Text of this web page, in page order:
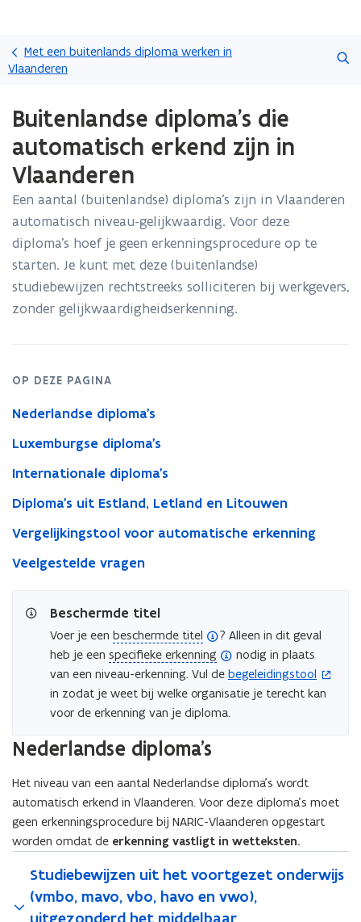
en
gaan
Met een buitenlands diploma werken in
Vlaanderen
met
laden.
bevindt
zich
op:
Buitenlandse
diploma's
die
automatisch
erkend
Buitenlandse diploma's die
automatisch erkend zijn in
Vlaanderen
Een aantal (buitenlandse) diploma’s zijn in Vlaanderen
automatisch niveau-gelijkwaardig. Voor deze
diploma’s hoef je geen erkenningsprocedure op te
starten. Je kunt met deze (buitenlandse)
studiebewijzen rechtstreeks solliciteren bij werkgevers,
zonder gelijkwaardigheidserkenning.
OP DEZE PAGINA
Nederlandse diploma's
Luxemburgse diploma's
Internationale diploma's
Diploma's uit Estland, Letland en Litouwen
Vergelijkingstool voor automatische erkenning
Veelgestelde vragen
Beschermde titel
Voer je een beschermde titel
(
o
p
e
n
e
i
n
i
t
)
? Alleen in dit geval
heb je een specifieke erkenning
(
o
p
e
d
f
i
n
i
t
i
e
nodig in plaats
van een niveau-erkenning. Vul de begeleidingstool
(
o
p
i
n
n
i
e
u
w
in zodat je weet bij welke organisatie je terecht kan
voor de erkenning van je diploma.
Nederlandse diploma's
Het niveau van een aantal Nederlandse diploma’s wordt
automatisch erkend in Vlaanderen. Voor deze diploma’s moet
geen erkenningsprocedure bij NARIC-Vlaanderen opgestart
worden omdat de erkenning vastligt in wetteksten.
Studiebewijzen uit het voortgezet onderwijs
(vmbo, mavo, vbo, havo en vwo),